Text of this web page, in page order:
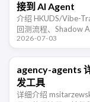
接到 AI Agent
介绍 HKUDS/Vibe-
回测流程、Shadow
断它适合哪些交易研
2026-07-03
agency-agents
发工具
详细介绍